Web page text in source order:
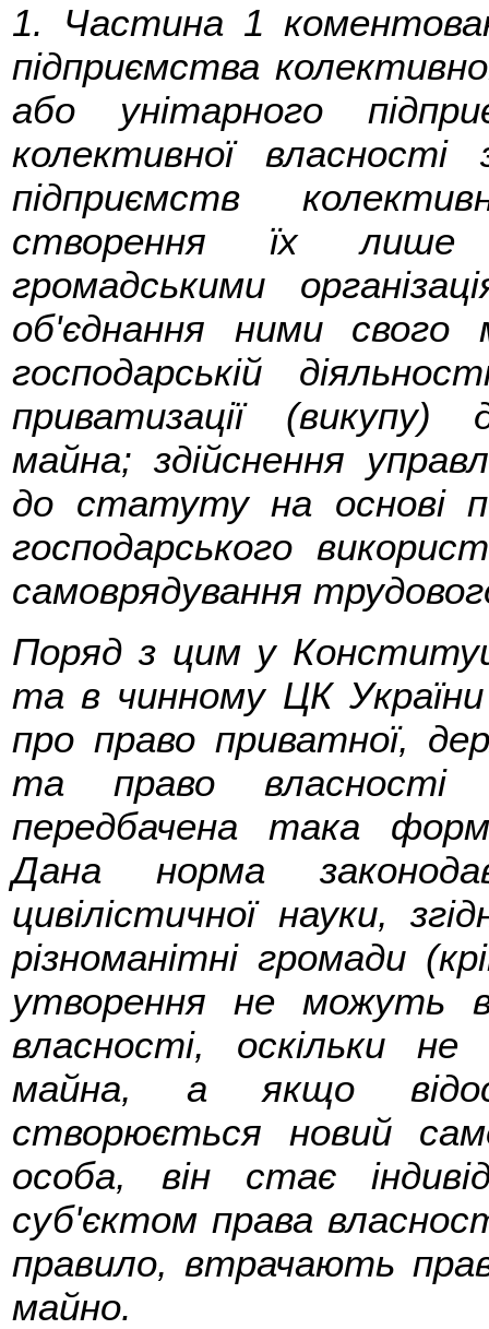
1. Частина 1
підприємства
або унітарного
колективної власності
підприємств
створення їх лише
громадськими
об'єднання ними
господарській
приватизації (викупу)
майна; здійснення
до статуту на основі
господарського
самоврядування
Поряд з цим у
та в чинному ЦК
про право приватної,
та право власності
передбачена така
Дана норма
цивілістичної науки,
різноманітні громади
утворення не можуть
власності, оскільки
майна, а якщо
створюється новий
особа, він стає
суб'єктом права
правило, втрачають
майно.